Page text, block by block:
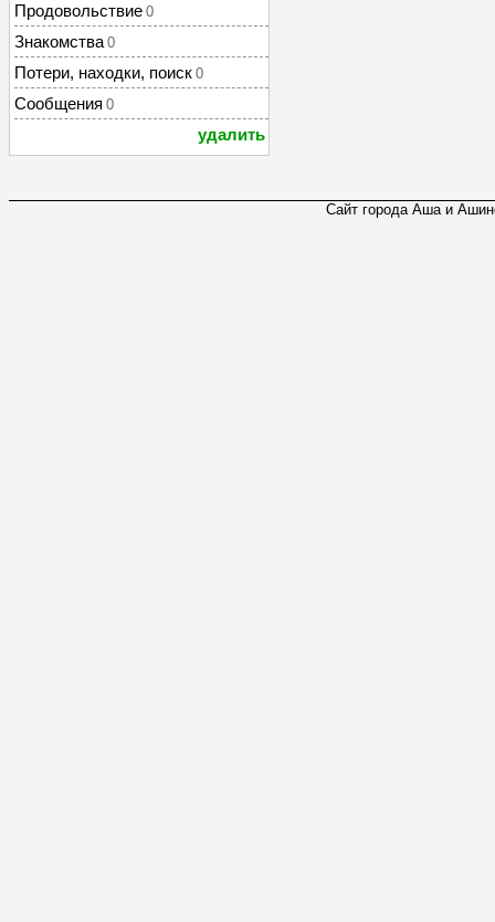
Продовольствие 0
Знакомства 0
Потери, находки, поиск 0
Сообщения 0
удалить
Сайт города Аша и